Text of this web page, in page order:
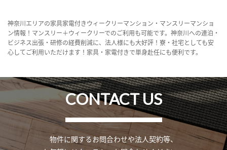
神奈川エリアの家具家電付きウィークリーマンション・マンスリーマンショ
ン情報！マンスリー＋ウィークリーでのご利用も可能です。神奈川への連泊・
ビジネス出張・研修の経費削減に、法人様にも大好評！寮・社宅としても安
心してご利用いただけます！家具・家電付きで単身赴任にも便利です。
CONTACT US
物件に関するお問合わせや法人契約等、